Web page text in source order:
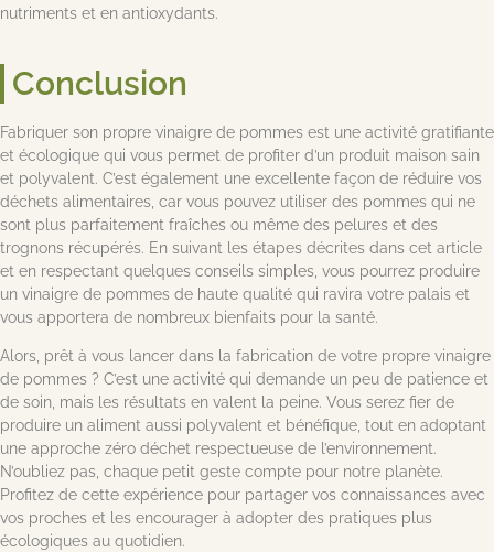
nutriments et en antioxydants.
Conclusion
Fabriquer son propre vinaigre de pommes est une activité gratifiante
et écologique qui vous permet de profiter d’un produit maison sain
et polyvalent. C’est également une excellente façon de réduire vos
déchets alimentaires, car vous pouvez utiliser des pommes qui ne
sont plus parfaitement fraîches ou même des pelures et des
trognons récupérés. En suivant les étapes décrites dans cet article
et en respectant quelques conseils simples, vous pourrez produire
un vinaigre de pommes de haute qualité qui ravira votre palais et
vous apportera de nombreux bienfaits pour la santé.
Alors, prêt à vous lancer dans la fabrication de votre propre vinaigre
de pommes ? C’est une activité qui demande un peu de patience et
de soin, mais les résultats en valent la peine. Vous serez fier de
produire un aliment aussi polyvalent et bénéfique, tout en adoptant
une approche zéro déchet respectueuse de l’environnement.
N’oubliez pas, chaque petit geste compte pour notre planète.
Profitez de cette expérience pour partager vos connaissances avec
vos proches et les encourager à adopter des pratiques plus
écologiques au quotidien.